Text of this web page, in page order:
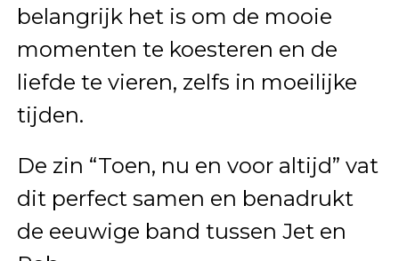
belangrijk het is om de mooie
momenten te koesteren en de
liefde te vieren, zelfs in moeilijke
tijden.
De zin “Toen, nu en voor altijd” vat
dit perfect samen en benadrukt
de eeuwige band tussen Jet en